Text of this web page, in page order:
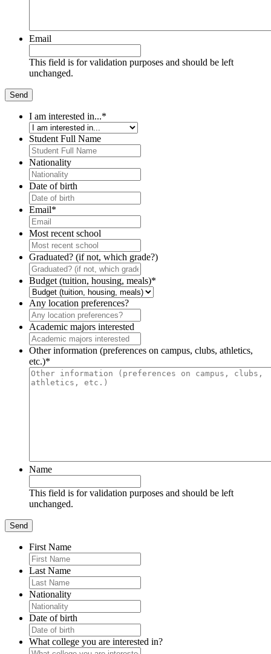
Email
This field is for validation purposes and should be left
unchanged.
I am interested in...*
Student Full Name
Nationality
Date of birth
Email*
Most recent school
Graduated? (if not, which grade?)
Budget (tuition, housing, meals)*
Any location preferences?
Academic majors interested
Other information (preferences on campus, clubs, athletics,
etc.)*
Name
This field is for validation purposes and should be left
unchanged.
First Name
Last Name
Nationality
Date of birth
What college you are interested in?